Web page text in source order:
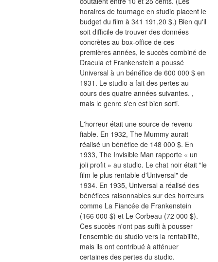
horaires de tournage en studio placent le
budget du film à 341 191,20 $.) Bien qu'il
soit difficile de trouver des données
concrètes au box-office de ces
premières années, le succès combiné de
Dracula et Frankenstein a poussé
Universal à un bénéfice de 600 000 $ en
1931. Le studio a fait des pertes au
cours des quatre années suivantes. ,
mais le genre s'en est bien sorti.
L'horreur était une source de revenu
fiable. En 1932, The Mummy aurait
réalisé un bénéfice de 148 000 $. En
1933, The Invisible Man rapporte « un
joli profit » au studio. Le chat noir était "le
film le plus rentable d'Universal" de
1934. En 1935, Universal a réalisé des
bénéfices raisonnables sur des horreurs
comme La Fiancée de Frankenstein
(166 000 $) et Le Corbeau (72 000 $).
Ces succès n'ont pas suffi à pousser
l'ensemble du studio vers la rentabilité,
mais ils ont contribué à atténuer
certaines des pertes du studio.